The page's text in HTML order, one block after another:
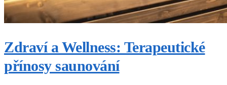
Zdraví a Wellness: Terapeutické
přínosy saunování